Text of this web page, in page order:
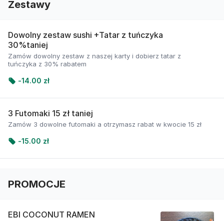
Zestawy
Dowolny zestaw sushi +Tatar z tuńczyka
30%taniej
Zamów dowolny zestaw z naszej karty i dobierz tatar z
tuńczyka z 30% rabatem
-14.00 zł
3 Futomaki 15 zł taniej
Zamów 3 dowolne futomaki a otrzymasz rabat w kwocie 15 zł
-15.00 zł
PROMOCJE
EBI COCONUT RAMEN